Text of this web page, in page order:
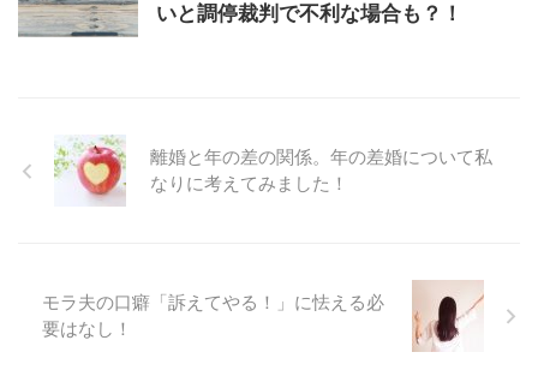
いと調停裁判で不利な場合も？！
離婚と年の差の関係。年の差婚について私
なりに考えてみました！
モラ夫の口癖「訴えてやる！」に怯える必
要はなし！